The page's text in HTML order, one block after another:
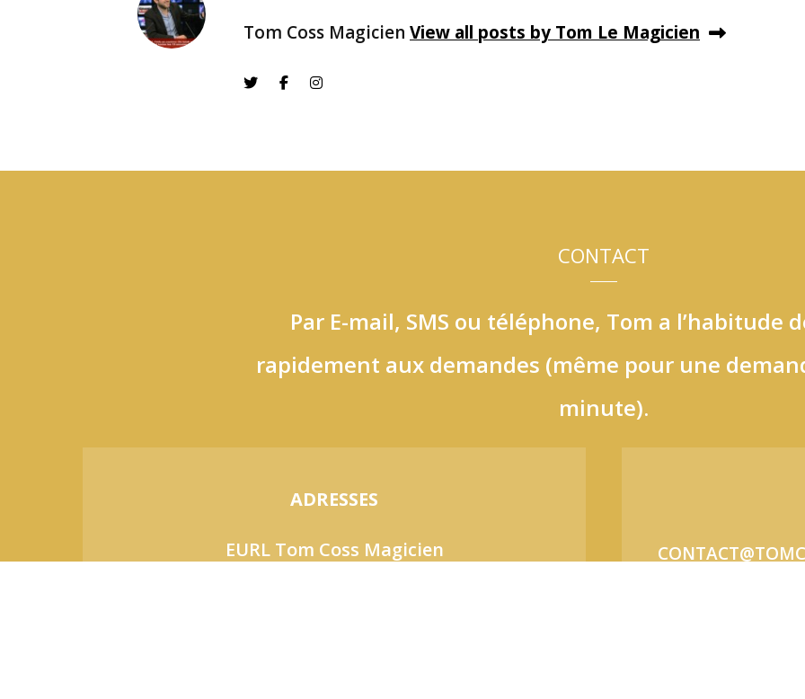
Tom Coss Magicien View all posts by Tom Le Magicien
CONTACT
Par E-mail, SMS ou téléphone, Tom a l’habitude
rapidement aux demandes (même pour une
minute).
ADRESSES
EURL Tom Coss Magicien